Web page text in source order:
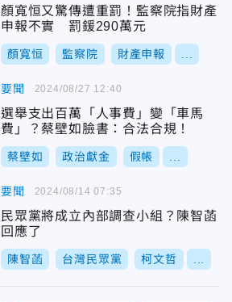
顏寬恒又驚傳遭重罰！監察院指財產
申報不實 罰鍰290萬元
顏寬恒 監察院 財產申報
要聞
選舉支出百萬「人事費」變「車馬
費」？蔡壁如臉書：合法合規！
蔡壁如 政治獻金 假帳
2024/08/27 12:40
要聞
民眾黨將成立內部調查小組？陳智菡
回應了
陳智菡 台灣民眾黨 柯文哲
2024/08/14 07:35